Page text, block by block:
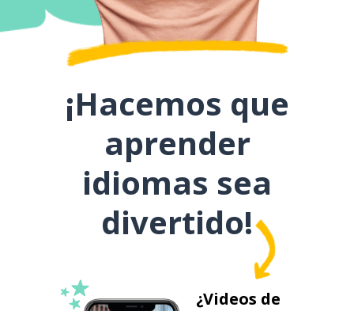
¡Hacemos que
aprender
idiomas sea
divertido!
¿Videos de